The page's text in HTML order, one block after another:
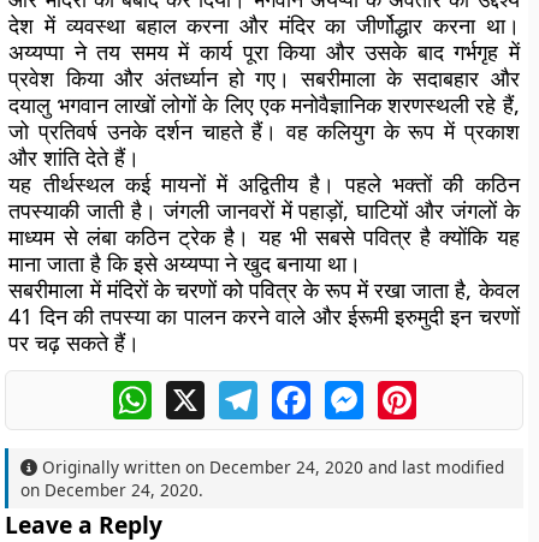
देश में व्यवस्था बहाल करना और मंदिर का जीर्णोद्धार करना था।
अय्यप्पा ने तय समय में कार्य पूरा किया और उसके बाद गर्भगृह में
प्रवेश किया और अंतर्ध्यान हो गए। सबरीमाला के सदाबहार और
दयालु भगवान लाखों लोगों के लिए एक मनोवैज्ञानिक शरणस्थली रहे हैं,
जो प्रतिवर्ष उनके दर्शन चाहते हैं। वह कलियुग के रूप में प्रकाश
और शांति देते हैं।
यह तीर्थस्थल कई मायनों में अद्वितीय है। पहले भक्तों की कठिन
तपस्याकी जाती है। जंगली जानवरों में पहाड़ों, घाटियों और जंगलों के
माध्यम से लंबा कठिन ट्रेक है। यह भी सबसे पवित्र है क्योंकि यह
माना जाता है कि इसे अय्यप्पा ने खुद बनाया था।
सबरीमाला में मंदिरों के चरणों को पवित्र के रूप में रखा जाता है, केवल
41 दिन की तपस्या का पालन करने वाले और ईरूमी इरुमुदी इन चरणों
पर चढ़ सकते हैं।
WhatsApp
X TelegramFacebookMessengerPinterest
Originally written on December 24, 2020 and last modified
on December 24, 2020.
Leave a Reply